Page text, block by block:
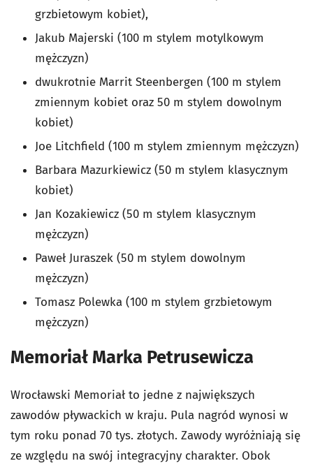
grzbietowym kobiet),
Jakub Majerski (100 m stylem motylkowym
mężczyzn)
dwukrotnie Marrit Steenbergen (100 m stylem
zmiennym kobiet oraz 50 m stylem dowolnym
kobiet)
Joe Litchfield (100 m stylem zmiennym mężczyzn)
Barbara Mazurkiewicz (50 m stylem klasycznym
kobiet)
Jan Kozakiewicz (50 m stylem klasycznym
mężczyzn)
Paweł Juraszek (50 m stylem dowolnym
mężczyzn)
Tomasz Polewka (100 m stylem grzbietowym
mężczyzn)
Memoriał Marka Petrusewicza
Wrocławski Memoriał to jedne z największych
zawodów pływackich w kraju. Pula nagród wynosi w
tym roku ponad 70 tys. złotych. Zawody wyróżniają się
ze względu na swój integracyjny charakter. Obok